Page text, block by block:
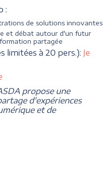
:
de solutions innovantes
et débat autour d'un futur
partagée
limitées à 20 pers.): Je
propose une
d'expériences
et de